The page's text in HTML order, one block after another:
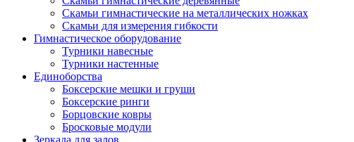
Скамьи гимнастические на металлических ножках
Скамьи для измерения гибкости
Гимнастическое оборудование
Турники навесные
Турники настенные
Единоборства
Боксерские мешки и груши
Боксерские ринги
Борцовские ковры
Бросковые модули
Зеркала для залов